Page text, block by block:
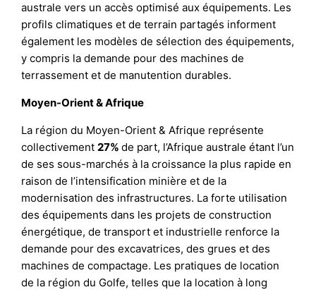
australe vers un accès optimisé aux équipements. Les
profils climatiques et de terrain partagés informent
également les modèles de sélection des équipements,
y compris la demande pour des machines de
terrassement et de manutention durables.
Moyen-Orient & Afrique
La région du Moyen-Orient & Afrique représente
collectivement27%de part, l’Afrique australe étant l’un
de ses sous-marchés à la croissance la plus rapide en
raison de l’intensification minière et de la
modernisation des infrastructures. La forte utilisation
des équipements dans les projets de construction
énergétique, de transport et industrielle renforce la
demande pour des excavatrices, des grues et des
machines de compactage. Les pratiques de location
de la région du Golfe, telles que la location à long